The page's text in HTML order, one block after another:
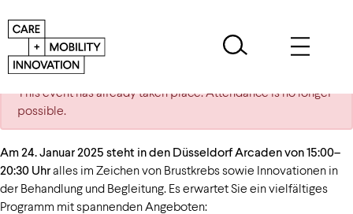
This event has already taken place. Attendance is no longer
possible.
Am 24. Januar 2025 steht in den Düsseldorf Arcaden von 15:00–
20:30 Uhralles im Zeichen von Brustkrebs sowie Innovationen in
der Behandlung und Begleitung. Es erwartet Sie ein vielfältiges
Programm mit spannenden Angeboten: